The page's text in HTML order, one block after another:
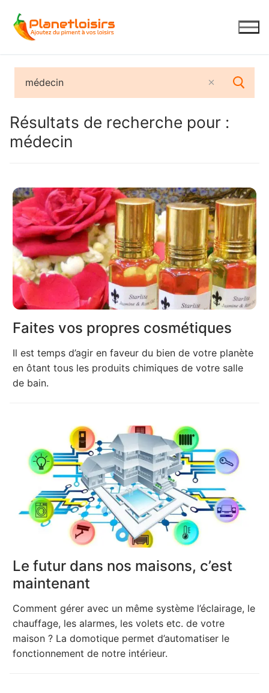
contenu
Résultats de recherche pour :
médecin
Faites vos propres cosmétiques
Il est temps d’agir en faveur du bien de votre planète
en ôtant tous les produits chimiques de votre salle
de bain.
Le futur dans nos maisons, c’est
maintenant
Comment gérer avec un même système l’éclairage, le
chauffage, les alarmes, les volets etc. de votre
maison ? La domotique permet d’automatiser le
fonctionnement de notre intérieur.